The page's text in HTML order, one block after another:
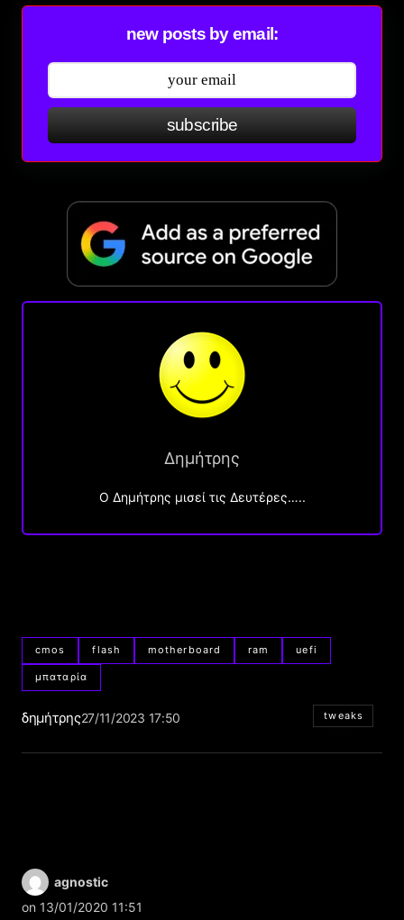
new posts by email:
subscribe
Δημήτρης
O Δημήτρης μισεί τις Δευτέρες…..
cmos flash motherboard ram uefi
μπαταρία
δημήτρης27/11/2023 17:50 tweaks
agnostic
on 13/01/2020 11:51